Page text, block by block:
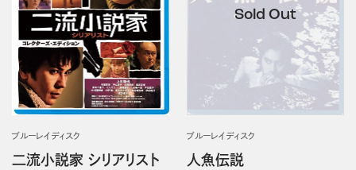
ブルーレイディスク
二流小説家 シリアリスト
ブルーレイディスク
人魚伝説